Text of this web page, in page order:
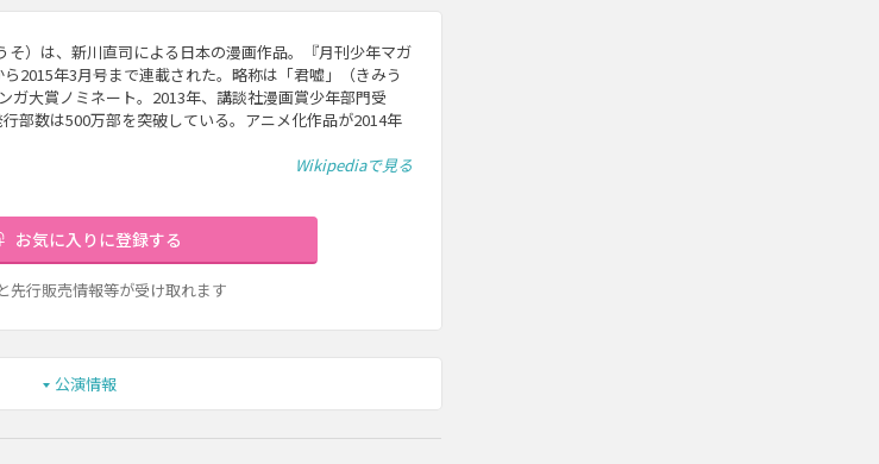
そ）は、新川直司による日本の漫画作品。『月刊少年マガ
2015年3月号まで連載された。略称は「君嘘」（きみう
ガ大賞ノミネート。2013年、講談社漫画賞少年部門受
部数は500万部を突破している。アニメ化作品が2014年
Wikipediaで見る
お気に入りに登録する
先行販売情報等が受け取れます
公演情報